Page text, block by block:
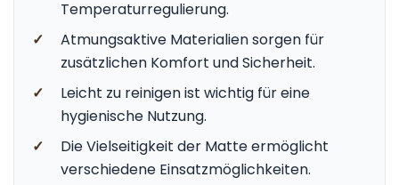
Temperaturregulierung.
✓
Atmungsaktive Materialien sorgen für
zusätzlichen Komfort und Sicherheit.
✓
Leicht zu reinigen ist wichtig für eine
hygienische Nutzung.
✓
Die Vielseitigkeit der Matte ermöglicht
verschiedene Einsatzmöglichkeiten.